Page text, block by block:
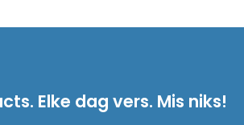
Elke dag vers. Mis niks!